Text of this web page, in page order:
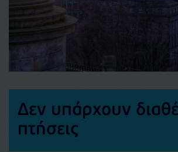
Δεν υπάρχουν
πτήσεις